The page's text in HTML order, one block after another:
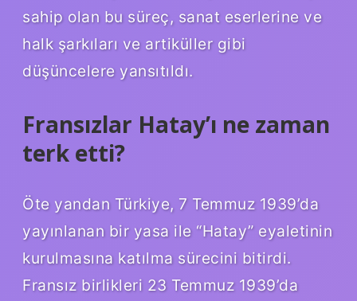
sahip olan bu süreç, sanat eserlerine ve
halk şarkıları ve artiküller gibi
düşüncelere yansıtıldı.
Fransızlar Hatay’ı ne zaman
terk etti?
Öte yandan Türkiye, 7 Temmuz 1939’da
yayınlanan bir yasa ile “Hatay” eyaletinin
kurulmasına katılma sürecini bitirdi.
Fransız birlikleri 23 Temmuz 1939’da